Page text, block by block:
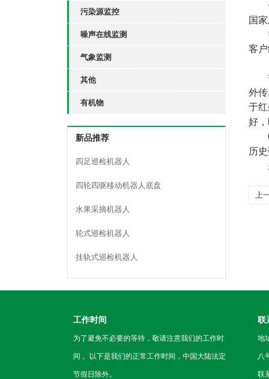
污染源监控
噪声在线监测
气象监测
其他
有机物
新品推荐
四足巡检机器人
四轮四驱移动机器人底盘
水果采摘机器人
轮式巡检机器人
挂轨式巡检机器人
国
客
外
于
好
历
上
工作时间
为了避免不必要的等待，敬请注意我们的工作时
间 。以下是我们的正常工作时间，中国大陆法定
节假日除外。
联
地
八
联